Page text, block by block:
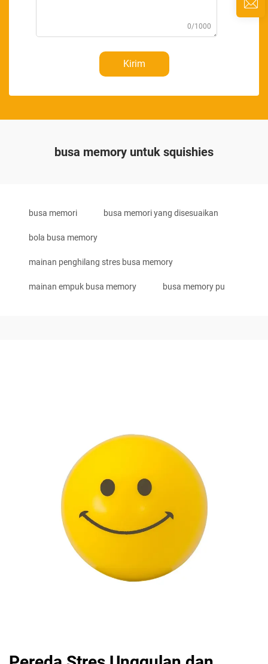
0/1000
Kirim
busa memory untuk squishies
busa memori busa memori yang disesuaikan
bola busa memory
mainan penghilang stres busa memory
mainan empuk busa memory busa memory pu